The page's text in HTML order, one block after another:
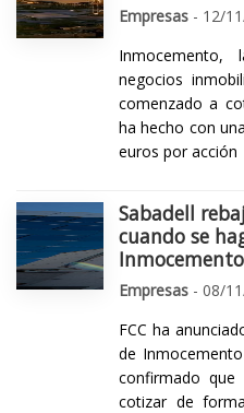
Empresas - 12/
negocios
comenzado a
ha hecho con
euros por acción
Sabadell
cuando se
Inmocemento
Empresas - 08/
FCC ha
de
confirmado
cotizar de